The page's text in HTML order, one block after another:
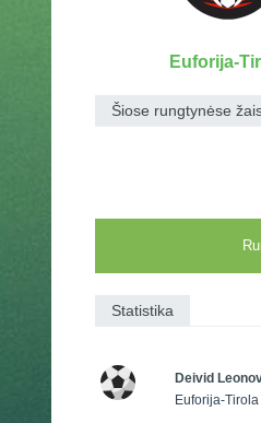
Euforija-
Šiose rungtynėse
Statistika
Deivid
Euforija-Tirola